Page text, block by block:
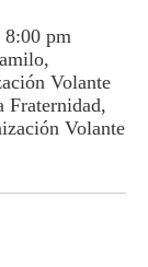
8:00 pm
Volante
Volante